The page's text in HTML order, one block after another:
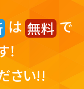
は 無料 で
さい!!